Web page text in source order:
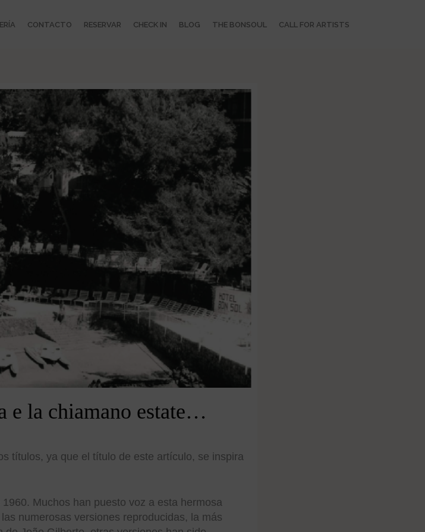
CONTACTO RESERVAR CHECK IN BLOG THE BONSOUL CALL FOR ARTISTS
e la chiamano estate…
títulos, ya que el título de este artículo, se inspira
Muchos han puesto voz a esta hermosa
numerosas versiones reproducidas, la más